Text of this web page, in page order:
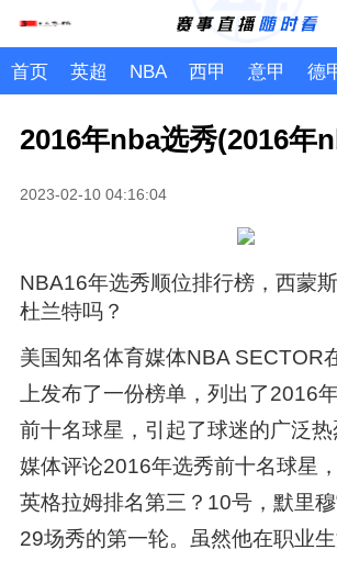
首页 英超 NBA 西甲 意甲 德
2016年nba选秀(2016年
2023-02-10 04:16:04
NBA16年选秀顺位排行榜，西蒙
杜兰特吗？
美国知名体育媒体NBA SECTOR
上发布了一份榜单，列出了2016
前十名球星，引起了球迷的广泛
媒体评论2016年选秀前十名球星
英格拉姆排名第三？10号，默里
29场秀的第一轮。虽然他在职业